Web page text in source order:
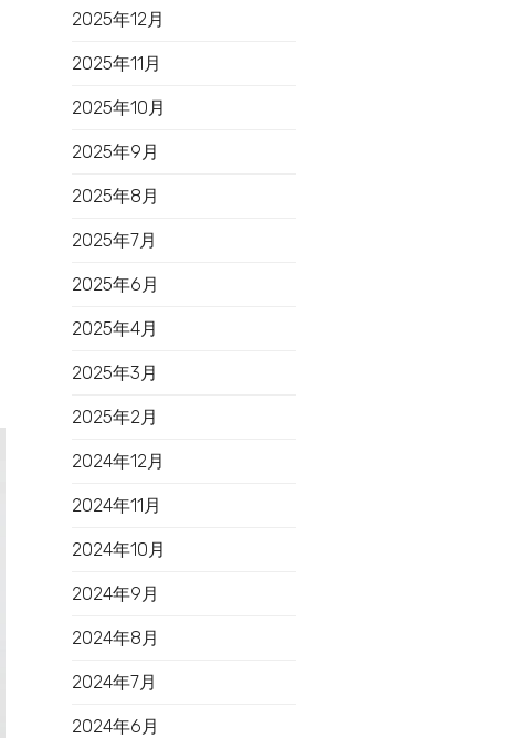
2025年12月
2025年11月
2025年10月
2025年9月
2025年8月
2025年7月
2025年6月
2025年4月
2025年3月
2025年2月
2024年12月
2024年11月
2024年10月
2024年9月
2024年8月
2024年7月
2024年6月